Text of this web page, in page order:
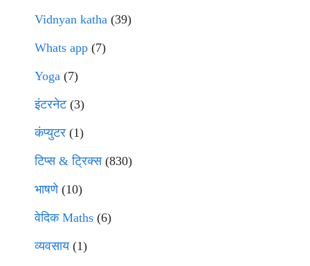
Vidnyan katha (39)
Whats app (7)
Yoga (7)
इंटरनेट(3)
कंप्युटर (1)
टिप्स & ट्रिक्स(830)
भाषणे(10)
वेदिक Maths (6)
व्यवसाय(1)